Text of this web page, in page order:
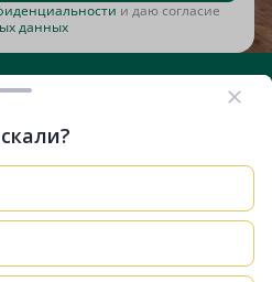
и даю согласие
данных
Дзен
чтобы сайт работал